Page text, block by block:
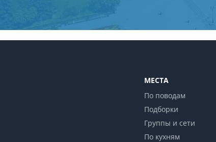
МЕСТА
По поводам
Подборки
Группы и сети
По кухням